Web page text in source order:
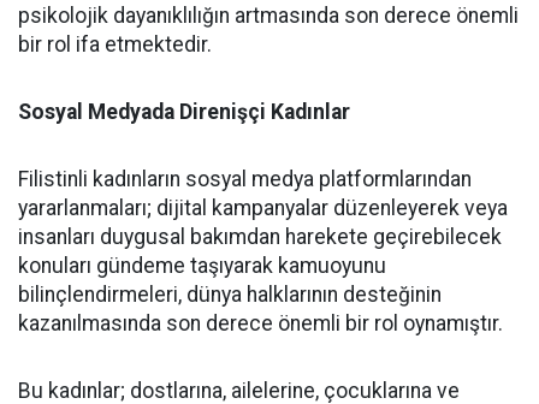
psikolojik dayanıklılığın artmasında son derece önemli
bir rol ifa etmektedir.
Sosyal Medyada Direnişçi Kadınlar
Filistinli kadınların sosyal medya platformlarından
yararlanmaları; dijital kampanyalar düzenleyerek veya
insanları duygusal bakımdan harekete geçirebilecek
konuları gündeme taşıyarak kamuoyunu
bilinçlendirmeleri, dünya halklarının desteğinin
kazanılmasında son derece önemli bir rol oynamıştır.
Bu kadınlar; dostlarına, ailelerine, çocuklarına ve